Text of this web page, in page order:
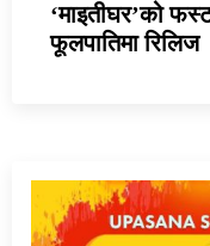
‘माइतीघर’को
फूलपातिमा रिलिज